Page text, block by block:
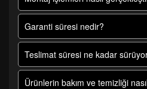
Garanti süresi nedir?
Teslimat süresi ne kadar
Ürünlerin bakım ve temizliği